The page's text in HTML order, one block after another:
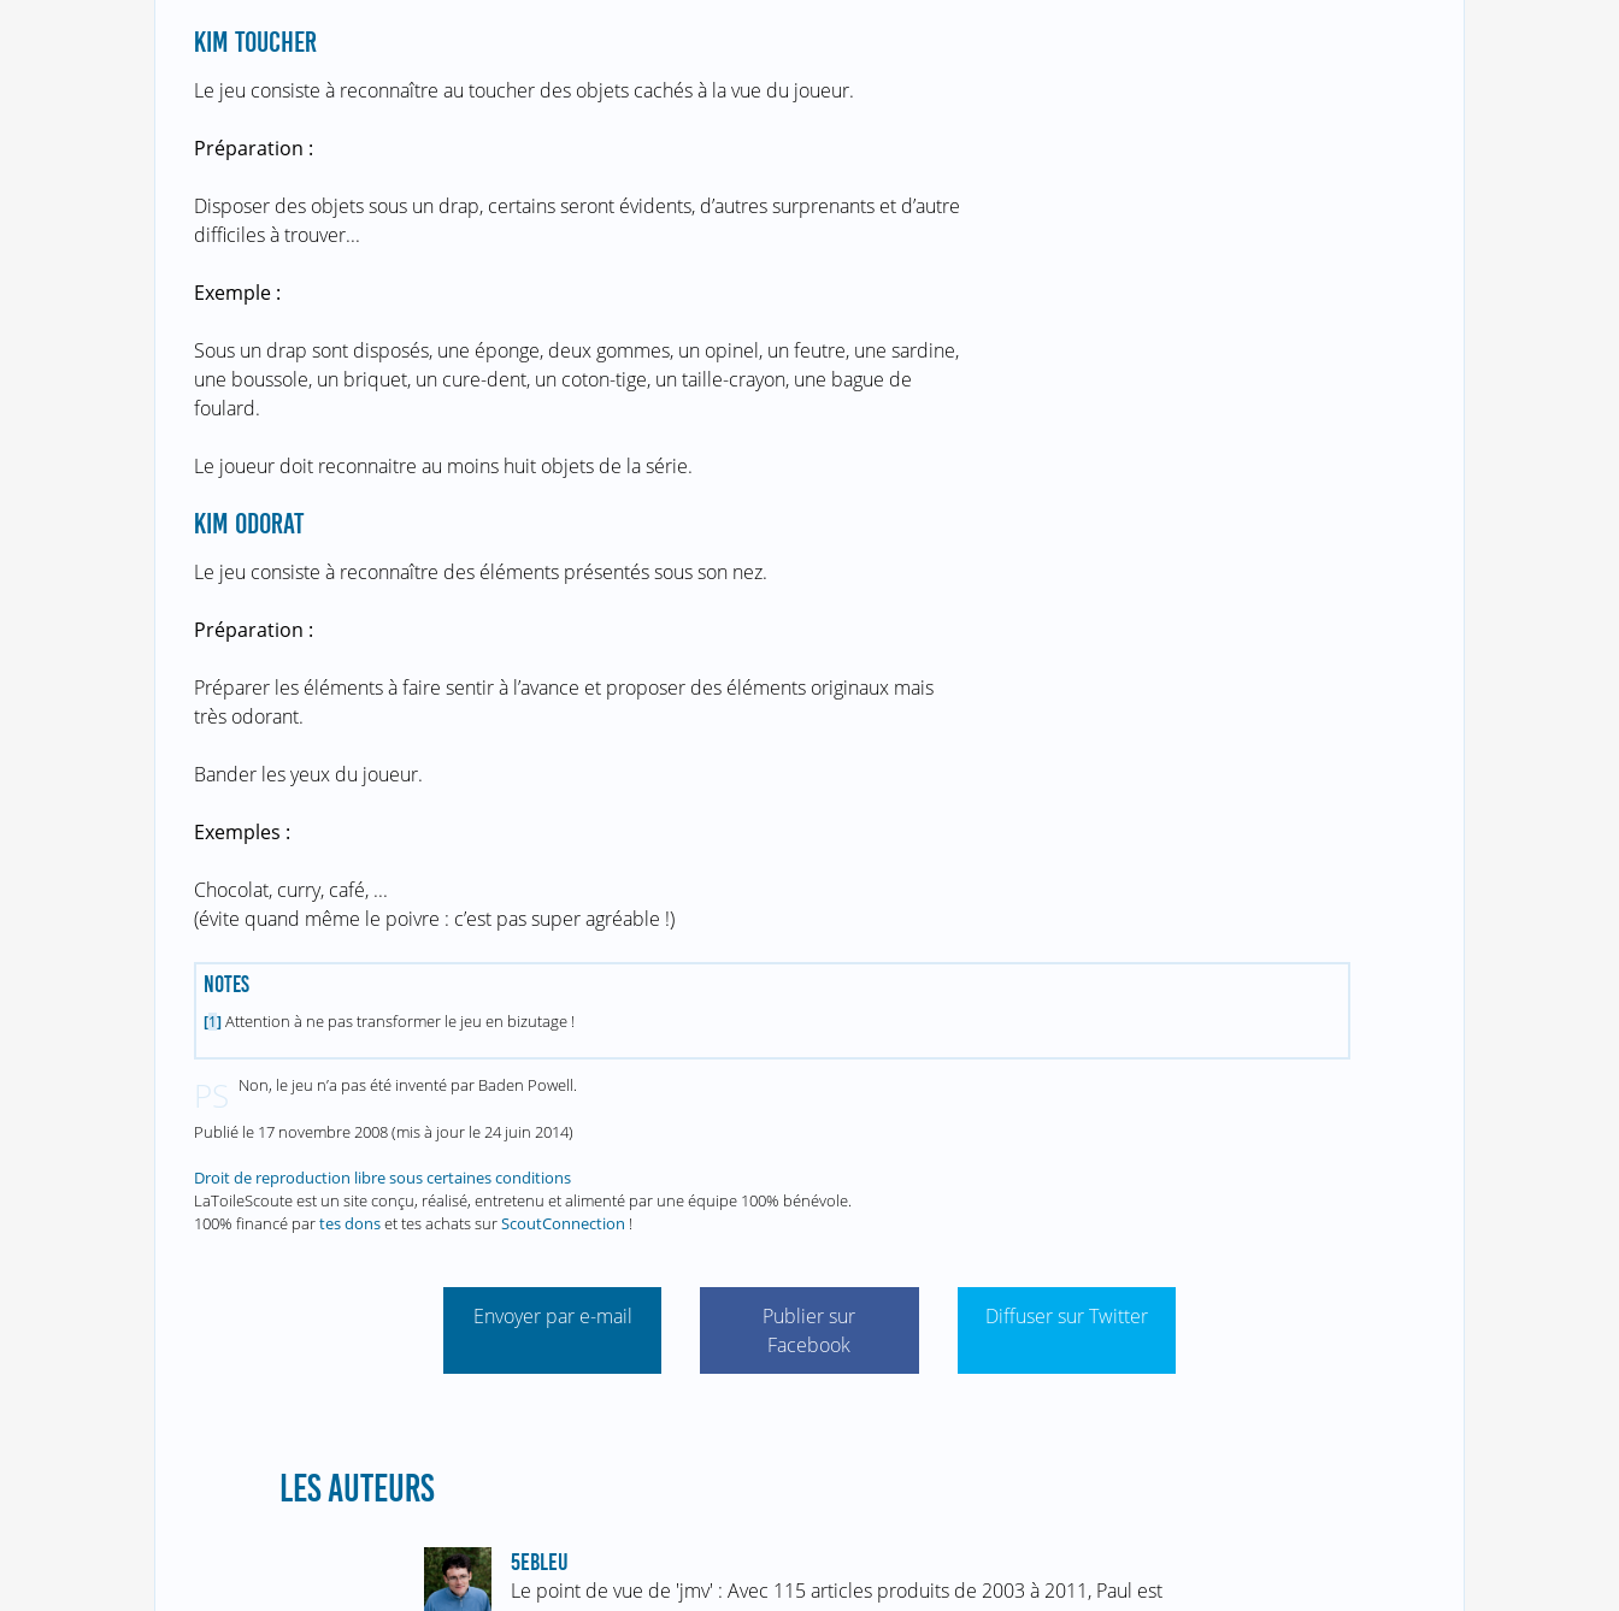
KIM TOUCHER
Le jeu consiste à reconnaître au toucher des objets cachés à la vue du joueur.
Préparation :
Disposer des objets sous un drap, certains seront évidents, d’autres surprenants et d’autre
difficiles à trouver...
Exemple :
Sous un drap sont disposés, une éponge, deux gommes, un opinel, un feutre, une sardine,
une boussole, un briquet, un cure-dent, un coton-tige, un taille-crayon, une bague de
foulard.
Le joueur doit reconnaitre au moins huit objets de la série.
KIM ODORAT
Le jeu consiste à reconnaître des éléments présentés sous son nez.
Préparation :
Préparer les éléments à faire sentir à l’avance et proposer des éléments originaux mais
très odorant.
Bander les yeux du joueur.
Exemples :
Chocolat, curry, café, ...
(évite quand même le poivre : c’est pas super agréable !)
NOTES
[1]Attention à ne pas transformer le jeu en bizutage !
PS Non, le jeu n’a pas été inventé par Baden Powell.
Publié le 17 novembre 2008(mis à jour le 24 juin 2014)
Droit de reproduction libre sous certaines conditions
LaToileScoute est un site conçu, réalisé, entretenu et alimenté par une équipe 100% bénévole.
100% financé partes donset tes achats surScoutConnection !
Envoyer par e-mail
Publier sur
Facebook
Diffuser sur Twitter
LES AUTEURS
5EBLEU
Le point de vue de 'jmv' : Avec 115 articles produits de 2003 à 2011, Paul est